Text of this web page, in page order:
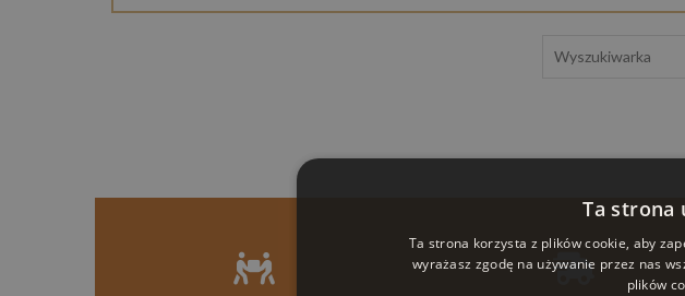
Ta strona
Ta strona korzysta z plików cookie, aby
wyrażasz zgodę na używanie przez nas
plików